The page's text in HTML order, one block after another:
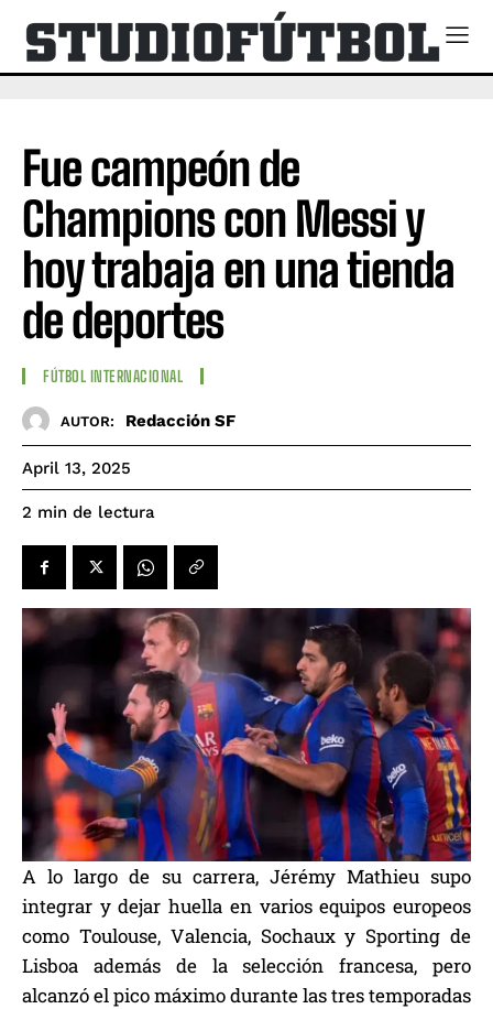
Fue campeón de
Champions con Messi y
hoy trabaja en una tienda
de deportes
FÚTBOL INTERNACIONAL
AUTOR: Redacción SF
April 13, 2025
2 min de lectura
A lo largo de su carrera, Jérémy Mathieu supo
integrar y dejar huella en varios equipos europeos
como Toulouse, Valencia, Sochaux y Sporting de
Lisboa además de la selección francesa, pero
alcanzó el pico máximo durante las tres temporadas